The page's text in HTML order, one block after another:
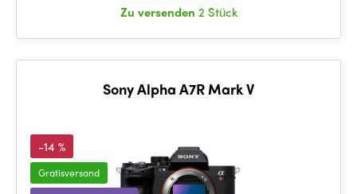
Zu versenden 2 Stück
Sony Alpha A7R Mark V
-14 %
Gratisversand